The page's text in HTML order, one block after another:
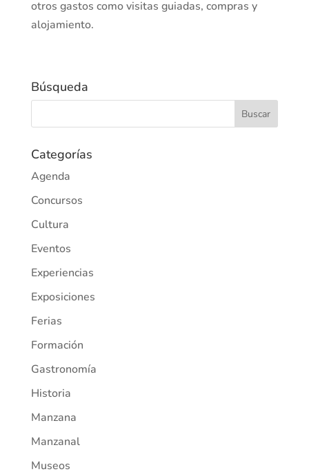
otros gastos como visitas guiadas, compras y
alojamiento.
Búsqueda
Categorías
Agenda
Concursos
Cultura
Eventos
Experiencias
Exposiciones
Ferias
Formación
Gastronomía
Historia
Manzana
Manzanal
Museos